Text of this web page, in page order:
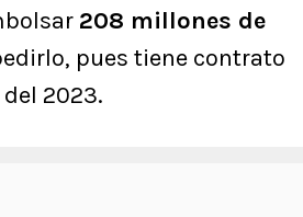
208 millones de
pues tiene contrato
2023.